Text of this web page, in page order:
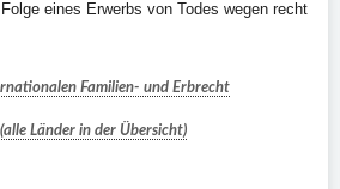
eines Erwerbs von Todes wegen recht
Familien- und Erbrecht
Länder in der Übersicht)